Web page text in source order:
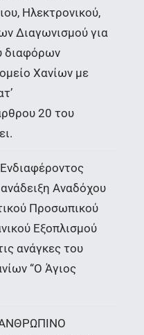
Ηλεκτρονικού,
Διαγωνισμού για
διαφόρων
Χανίων με
20 του
Αναδόχου
Προσωπικού
Εξοπλισμού
ανάγκες του
“Ο Άγιος